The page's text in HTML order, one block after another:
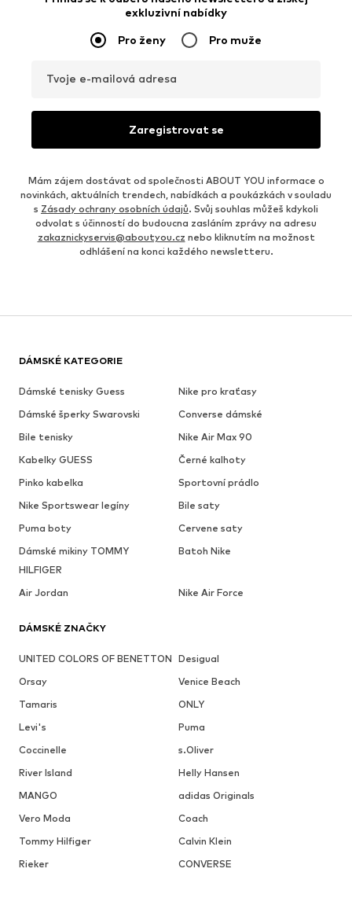
exkluzivní nabídky
Pro ženy Pro muže
Tvoje e-mailová adresa
Zaregistrovat se
Mám zájem dostávat od společnosti ABOUT YOU informace o
novinkách, aktuálních trendech, nabídkách a poukázkách v souladu
s Zásady ochrany osobních údajů. Svůj souhlas můžeš kdykoli
odvolat s účinností do budoucna zasláním zprávy na adresu
zakaznickyservis@aboutyou.cz nebo kliknutím na možnost
odhlášení na konci každého newsletteru.
DÁMSKÉ KATEGORIE
Dámské tenisky Guess
Nike pro kraťasy
Dámské šperky Swarovski
Converse dámské
Bile tenisky
Nike Air Max 90
Kabelky GUESS
Černé kalhoty
Pinko kabelka
Sportovní prádlo
Nike Sportswear legíny
Bile saty
Puma boty
Cervene saty
Dámské mikiny TOMMY
HILFIGER
Batoh Nike
Air Jordan Nike Air Force
DÁMSKÉ ZNAČKY
UNITED COLORS OF BENETTON Desigual
Orsay
Venice Beach
Tamaris
ONLY
Levi's
Puma
Coccinelle
s.Oliver
River Island
Helly Hansen
MANGO
adidas Originals
Vero Moda
Coach
Tommy Hilfiger
Calvin Klein
Rieker
CONVERSE